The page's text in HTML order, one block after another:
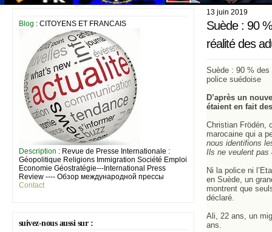
Blog : CITOYENS ET FRANCAIS
Description : Revue de Presse Internationale :
Géopolitique Religions Immigration Société Emploi
Economie Géostratégie---International Press
Review ---- Обзор международной прессы
Contact
suivez-nous aussi sur :
13 juin 2019
Suède : 90
réalité des
Suède : 90 %
police suédoise
D’après un
étaient en fait
Christian Frödén,
marocaine qui a
nous identifions
Ils ne veulent pas
Ni la police ni
en Suède, un
montrent que
déclaré.
Ali, 22 ans, un
ans.